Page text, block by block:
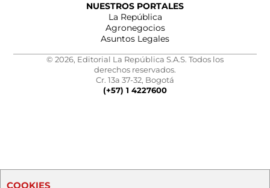
NUESTROS PORTALES
La República
Agronegocios
Asuntos Legales
© 2026, Editorial La República S.A.S. Todos los
derechos reservados.
Cr. 13a 37-32, Bogotá
(+57) 1 4227600
COOKIES